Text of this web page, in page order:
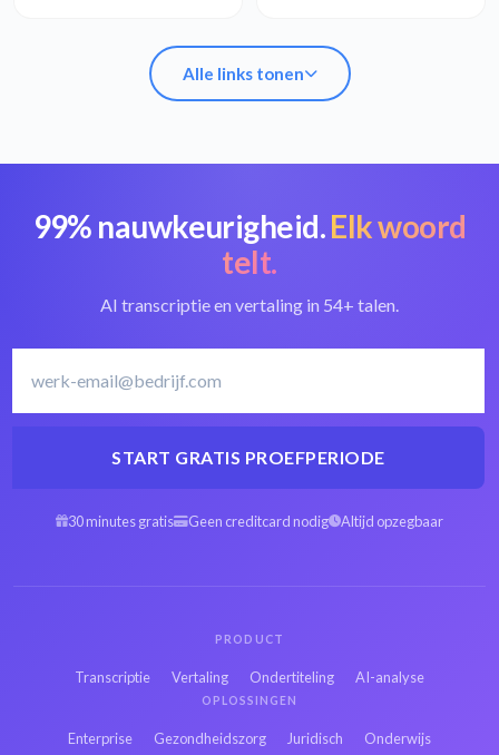
Alle links tonen
MXF naar tekst
converteren
Beste MXF-
converter
Litouws
Litouws
Frans MXF naar tekst
tekst
99% nauwkeurigheid.Elk woord
telt.
AI transcriptie en vertaling in 54+ talen.
START GRATIS PROEFPERIODE
30 minutes gratis Geen creditcard nodig Altijd opzegbaar
PRODUCT
Transcriptie Vertaling Ondertiteling AI-analyse
OPLOSSINGEN
Enterprise Gezondheidszorg Juridisch Onderwijs